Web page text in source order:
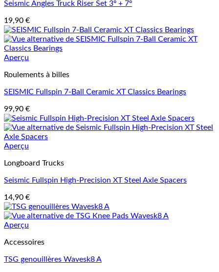
Seismic Angles Truck Riser Set 3º + 7º
19,90 €
Aperçu
Roulements à billes
SEISMIC Fullspin 7-Ball Ceramic XT Classics Bearings
99,90 €
Aperçu
Longboard Trucks
Seismic Fullspin High-Precision XT Steel Axle Spacers
14,90 €
Aperçu
Accessoires
TSG genouillères Wavesk8 A